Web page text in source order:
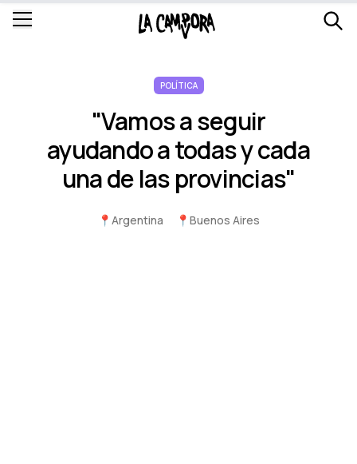
POLÍTICA
"Vamos a seguir
ayudando a todas y cada
una de las provincias"
📍 Argentina 📍 Buenos Aires